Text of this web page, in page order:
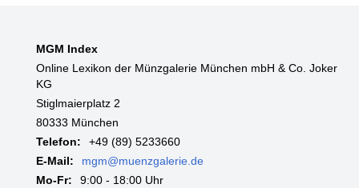
MGM Index
Online Lexikon der Münzgalerie München mbH & Co. Joker
KG
Stiglmaierplatz 2
80333 München
Telefon:
+49 (89) 5233660
E-Mail:
mgm@muenzgalerie.de
Mo-Fr:
9:00 - 18:00 Uhr